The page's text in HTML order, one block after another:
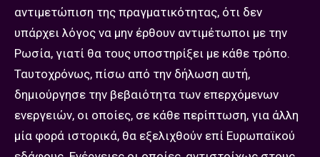
αντιμετώπιση της πραγματικότητας, ότι δεν
υπάρχει λόγος να μην έρθουν αντιμέτωποι με την
Ρωσία, γιατί θα τους υποστηρίξει με κάθε τρόπο.
Ταυτοχρόνως, πίσω από την δήλωση αυτή,
δημιούργησε την βεβαιότητα των επερχόμενων
ενεργειών, οι οποίες, σε κάθε περίπτωση, για άλλη
μία φορά ιστορικά, θα εξελιχθούν επί Ευρωπαϊκού